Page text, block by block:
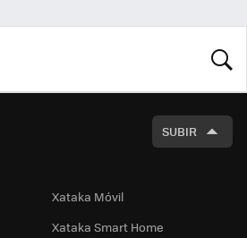
SUBIR
Xataka Móvil
Xataka Smart Home